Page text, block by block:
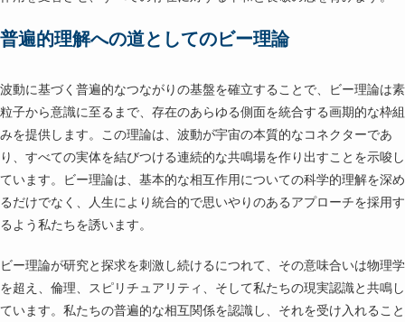
普遍的理解への道としてのビー理論
波動に基づく普遍的なつながりの基盤を確立することで、ビー理論は素
粒子から意識に至るまで、存在のあらゆる側面を統合する画期的な枠組
みを提供します。この理論は、波動が宇宙の本質的なコネクターであ
り、すべての実体を結びつける連続的な共鳴場を作り出すことを示唆し
ています。ビー理論は、基本的な相互作用についての科学的理解を深め
るだけでなく、人生により統合的で思いやりのあるアプローチを採用す
るよう私たちを誘います。
ビー理論が研究と探求を刺激し続けるにつれて、その意味合いは物理学
を超え、倫理、スピリチュアリティ、そして私たちの現実認識と共鳴し
ています。私たちの普遍的な相互関係を認識し、それを受け入れること